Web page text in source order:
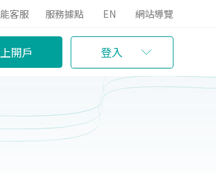
客服 服務據點 EN 網站導覽
開戶 登入